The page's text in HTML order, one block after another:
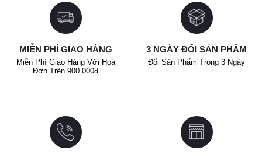
MIỄN PHÍ GIAO HÀNG
Miễn Phí Giao Hàng Với Hoá
Đơn Trên 900.000đ
3 NGÀY ĐỔI SẢN PHẨM
Đổi Sản Phẩm Trong 3 Ngày